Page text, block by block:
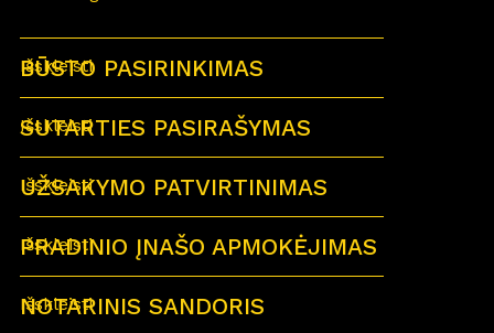
Išskleisti
BŪSTO PASIRINKIMAS
Išskleisti
SUTARTIES PASIRAŠYMAS
Išskleisti
UŽSAKYMO PATVIRTINIMAS
Išskleisti
PRADINIO ĮNAŠO APMOKĖJIMAS
Išskleisti
NOTARINIS SANDORIS